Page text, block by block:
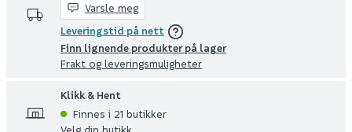
Varsle meg
Leveringstid på nett
Finn lignende produkter på lager
Frakt og leveringsmuligheter
Klikk & Hent
Finnes i 21 butikker